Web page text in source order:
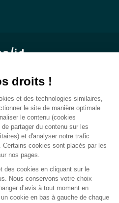
légales
CGU
transparence
du site
des cookies
droits !
et des technologies similaires,
le site de manière optimale
le contenu (cookies
partager du contenu sur les
et d'analyser notre trafic
Certains cookies sont placés par les
nos pages.
des cookies en cliquant sur le
Nous conservons votre choix
d’avis à tout moment en
cookie en bas à gauche de chaque